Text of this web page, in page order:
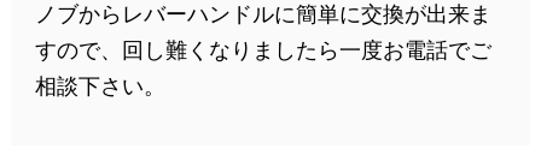
ノブからレバーハンドルに簡単に交換が出来ま
すので、回し難くなりましたら一度お電話でご
相談下さい。